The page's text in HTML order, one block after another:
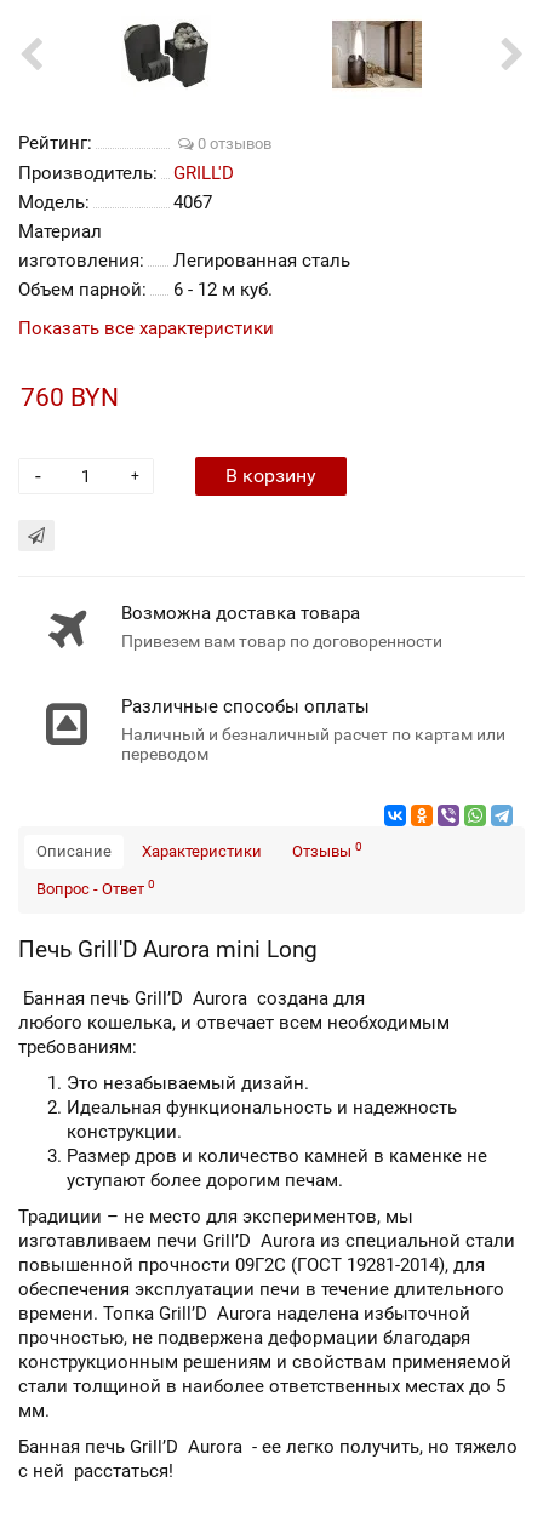
Рейтинг: 0 отзывов
Производитель:
GRILL'D
Модель:
4067
Материал
изготовления:
Легированная сталь
Объем парной:
6 - 12 м куб.
Показать все характеристики
760 BYN
+
- В корзину
Возможна доставка товара
Привезем вам товар по договоренности
Различные способы оплаты
Наличный и безналичный расчет по картам или
переводом
Описание Характеристики Отзывы 0
Вопрос - Ответ 0
Печь Grill'D Aurora mini Long
Банная печь Grill’D Aurora создана для
любого кошелька, и отвечает всем необходимым
требованиям:
Это незабываемый дизайн.
Идеальная функциональность и надежность
конструкции.
Размер дров и количество камней в каменке не
уступают более дорогим печам.
Традиции – не место для экспериментов, мы
изготавливаем печи Grill’D Aurora из специальной стали
повышенной прочности 09Г2С (ГОСТ 19281-2014), для
обеспечения эксплуатации печи в течение длительного
времени. Топка Grill’D Aurora наделена избыточной
прочностью, не подвержена деформации благодаря
конструкционным решениям и свойствам применяемой
стали толщиной в наиболее ответственных местах до 5
мм.
Банная печь Grill’D Aurora - ее легко получить, но тяжело
с ней расстаться!